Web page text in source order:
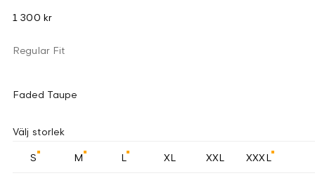
1 300 kr
Regular Fit
Faded Taupe
Välj storlek
S M L XL XXL XXXL